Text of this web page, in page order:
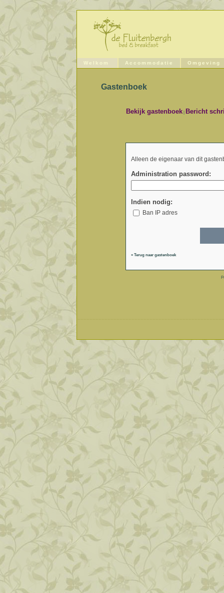
Welkom Accommodatie Omgeving
Gastenboek
Bekijk gastenboek| Bericht
Alleen de eigenaar van dit
Administration password:
Indien nodig:
Ban IP adres
« Terug naar gastenboek